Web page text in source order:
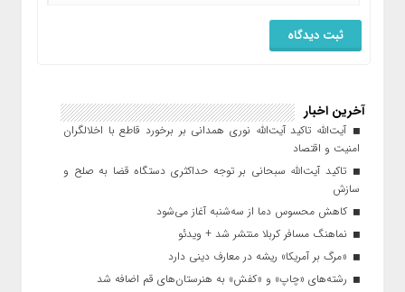
آخرین اخبار
آیت‌الله تاکید آیت‌الله نوری همدانی بر برخورد قاطع با اخلالگران
امنیت و اقتصاد
تاکید آیت‌الله‌ سبحانی بر توجه حداکثری دستگاه قضا به صلح و
سازش
کاهش محسوس دما از سه‌شنبه آغاز می‌شود
نماهنگ مسافر کربلا منتشر شد + ویدئو
«مرگ بر آمریکا» ریشه در معارف دینی دارد
رشته‌های «چاپ» و «کفش» به هنرستان‌های قم اضافه شد